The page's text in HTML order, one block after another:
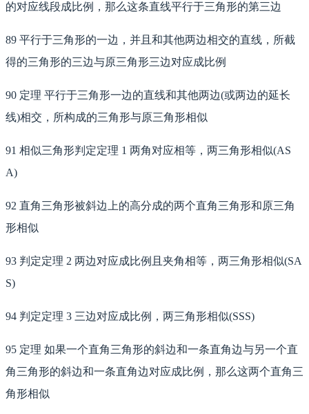
的对应线段成比例，那么这条直线平行于三角形的第三边
89 平行于三角形的一边，并且和其他两边相交的直线，所截
得的三角形的三边与原三角形三边对应成比例
90 定理 平行于三角形一边的直线和其他两边(或两边的延长
线)相交，所构成的三角形与原三角形相似
91 相似三角形判定定理 1 两角对应相等，两三角形相似(AS
A)
92 直角三角形被斜边上的高分成的两个直角三角形和原三角
形相似
93 判定定理 2 两边对应成比例且夹角相等，两三角形相似(SA
S)
94 判定定理 3 三边对应成比例，两三角形相似(SSS)
95 定理 如果一个直角三角形的斜边和一条直角边与另一个直
角三角形的斜边和一条直角边对应成比例，那么这两个直角三
角形相似